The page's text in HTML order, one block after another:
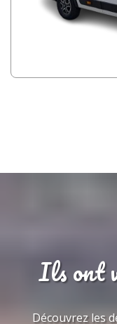
Ils ont
Découvrez les